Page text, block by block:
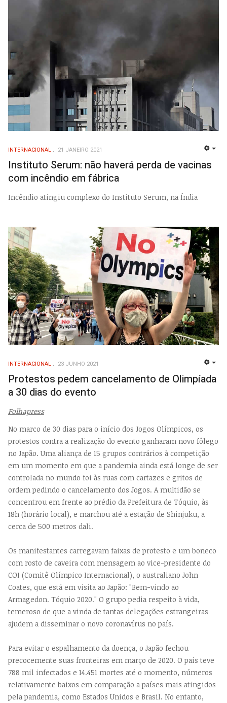
INTERNACIONAL 21 JANEIRO 2021
Instituto Serum: não haverá perda de vacinas
com incêndio em fábrica
Incêndio atingiu complexo do Instituto Serum, na Índia
INTERNACIONAL 23 JUNHO 2021
Protestos pedem cancelamento de Olimpíada
a 30 dias do evento
Folhapress
No marco de 30 dias para o início dos Jogos Olímpicos, os
protestos contra a realização do evento ganharam novo fôlego
no Japão. Uma aliança de 15 grupos contrários à competição
em um momento em que a pandemia ainda está longe de ser
controlada no mundo foi às ruas com cartazes e gritos de
ordem pedindo o cancelamento dos Jogos. A multidão se
concentrou em frente ao prédio da Prefeitura de Tóquio, às
18h (horário local), e marchou até a estação de Shinjuku, a
cerca de 500 metros dali.
Os manifestantes carregavam faixas de protesto e um boneco
com rosto de caveira com mensagem ao vice-presidente do
COI (Comitê Olímpico Internacional), o australiano John
Coates, que está em visita ao Japão: "Bem-vindo ao
Armagedon. Tóquio 2020." O grupo pedia respeito à vida,
temeroso de que a vinda de tantas delegações estrangeiras
ajudem a disseminar o novo coronavírus no país.
Para evitar o espalhamento da doença, o Japão fechou
precocemente suas fronteiras em março de 2020. O país teve
788 mil infectados e 14.451 mortes até o momento, números
relativamente baixos em comparação a países mais atingidos
pela pandemia, como Estados Unidos e Brasil. No entanto,